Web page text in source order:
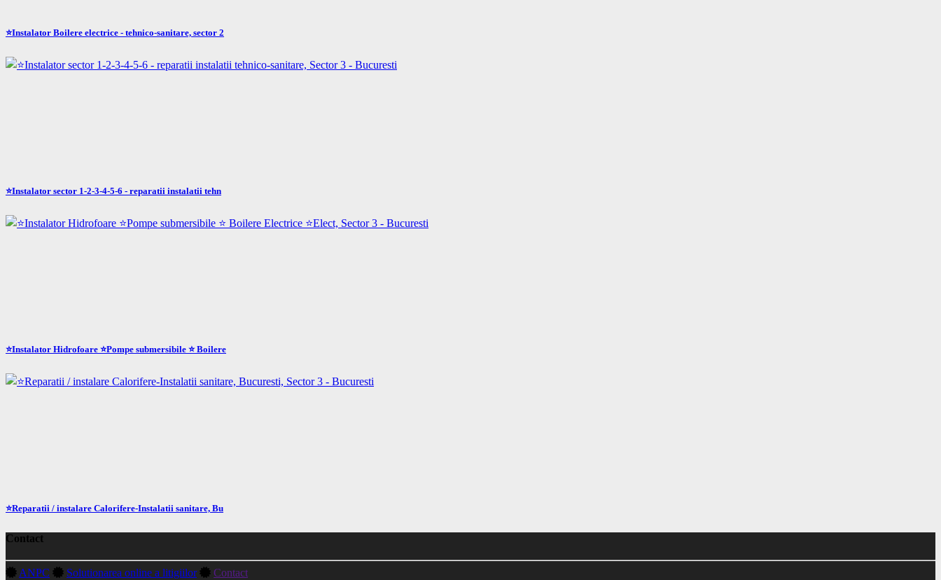
⭐Instalator Boilere electrice - tehnico-sanitare, sector 2
⭐Instalator sector 1-2-3-4-5-6 - reparatii instalatii tehn
⭐Instalator Hidrofoare ⭐Pompe submersibile ⭐ Boilere
⭐Reparatii / instalare Calorifere-Instalatii sanitare, Bu
Contact
ANPC Solutionarea online a litigiilor Contact